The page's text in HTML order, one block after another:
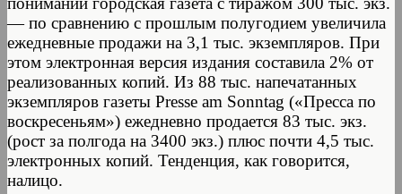
— по сравнению с прошлым полугодием увеличила
ежедневные продажи на 3,1 тыс. экземпляров. При
этом электронная версия издания составила 2% от
реализованных копий. Из 88 тыс. напечатанных
экземпляров газеты Presse am Sonntag («Пресса по
воскресеньям») ежедневно продается 83 тыс. экз.
(рост за полгода на 3400 экз.) плюс почти 4,5 тыс.
электронных копий. Тенденция, как говорится,
налицо.